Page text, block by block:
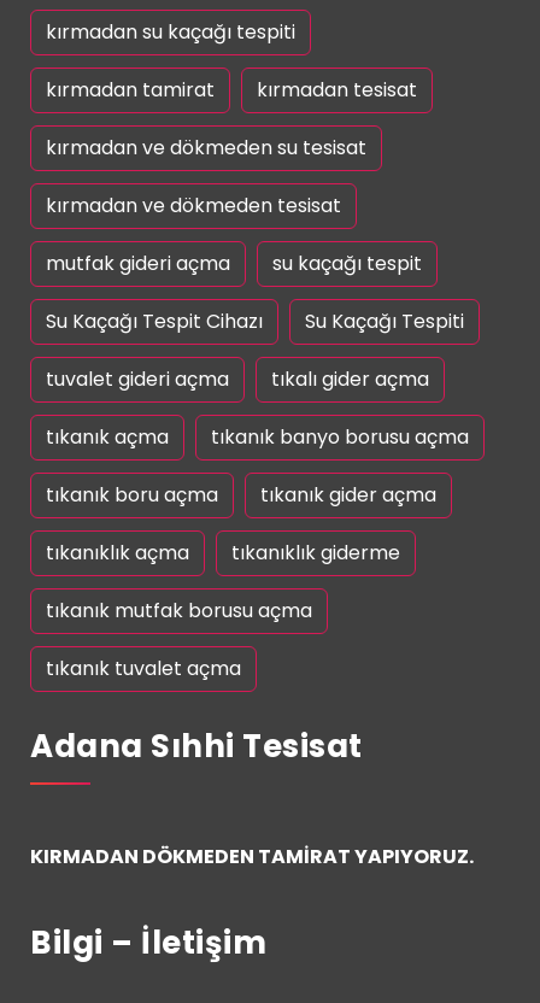
kırmadan su kaçağı tespiti
kırmadan tamirat kırmadan tesisat
kırmadan ve dökmeden su tesisat
kırmadan ve dökmeden tesisat
mutfak gideri açma su kaçağı tespit
Su Kaçağı Tespit Cihazı Su Kaçağı Tespiti
tuvalet gideri açma tıkalı gider açma
tıkanık açma tıkanık banyo borusu açma
tıkanık boru açma tıkanık gider açma
tıkanıklık açma tıkanıklık giderme
tıkanık mutfak borusu açma
tıkanık tuvalet açma
Adana Sıhhi Tesisat
KIRMADAN DÖKMEDEN TAMİRAT YAPIYORUZ.
Bilgi – İletişim